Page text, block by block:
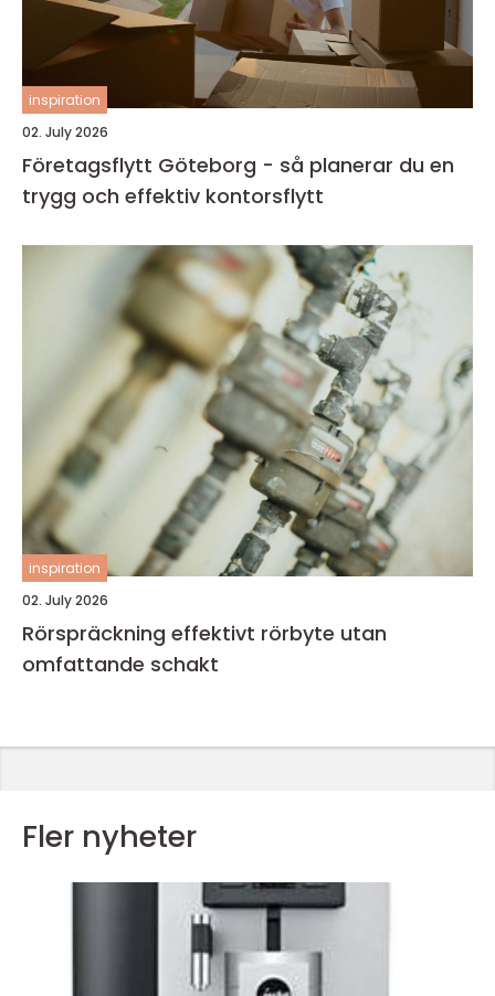
inspiration
02. July 2026
Företagsflytt Göteborg - så planerar du en
trygg och effektiv kontorsflytt
inspiration
02. July 2026
Rörspräckning effektivt rörbyte utan
omfattande schakt
Fler nyheter